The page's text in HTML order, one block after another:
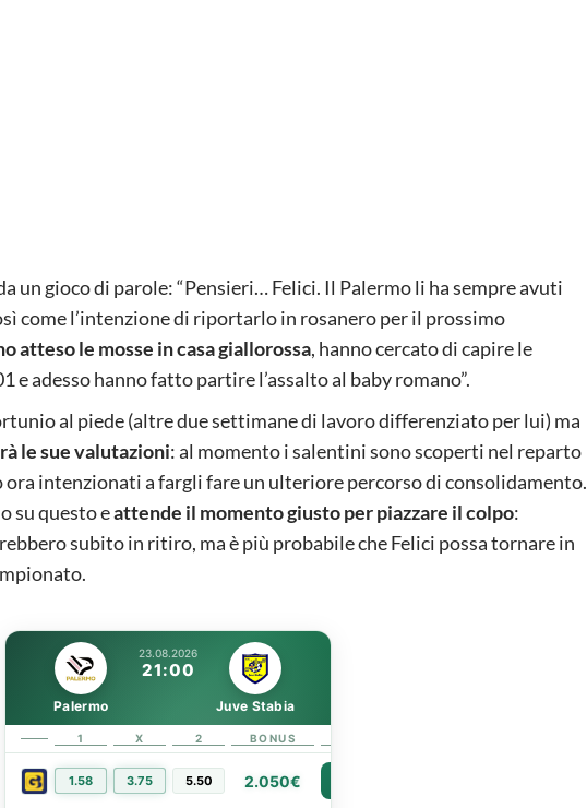
un gioco di parole: “Pensieri… Felici. Il Palermo li ha sempre avuti
come l’intenzione di riportarlo in rosanero per il prossimo
atteso le mosse in casa giallorossa, hanno cercato di capire le
e adesso hanno fatto partire l’assalto al baby romano”.
al piede (altre due settimane di lavoro differenziato per lui) ma
le sue valutazioni: al momento i salentini sono scoperti nel reparto
intenzionati a fargli fare un ulteriore percorso di consolidamento.
su questo eattende il momento giusto per piazzare il colpo:
subito in ritiro, ma è più probabile che Felici possa tornare in
23.08.2026
21:00
Palermo Juve Stabia
1 X 2 BONUS
1.58 3.75 5.50 2.050€